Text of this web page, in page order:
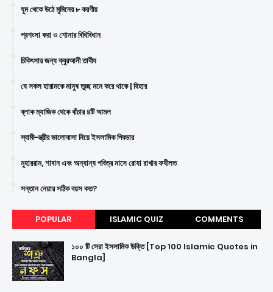
ঘুম থেকে উঠে মুমিনের ৮ করণীয়
প্রশংসা করা ও শোনার বিধিবিধান
চিকিৎসার জন্য ক্বুরআনী তাবীয
যে সকল হারামকে মানুষ তুচ্ছ মনে করে থাকে | যিহার
ব্লাক ম্যাজিক থেকে বাঁচার ৪টি আমল
স্বামী-স্ত্রীর ভালোবাসা নিয়ে ইসলামিক পিকচার
মুহাররাম, শাবান এবং অন্যান্য পবিত্র মাসে রোযা রাখার ফযীলত
সন্তান নেয়ার সঠিক বয়স কত?
POPULAR ISLAMIC QUIZ COMMENTS
১০০ টি সেরা ইসলামিক উক্তি [Top 100 Islamic Quotes in
Bangla]